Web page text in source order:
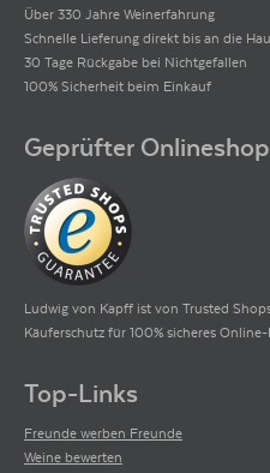
Über 330 Jahre Weinerfahrung
Schnelle Lieferung direkt bis an die
30 Tage Rückgabe bei Nichtgefallen
100% Sicherheit beim Einkauf
Geprüfter Onlineshop
Ludwig von Kapff ist von Trusted
Käuferschutz für 100% sicheres Online-
Top-Links
Freunde werben Freunde
Weine bewerten